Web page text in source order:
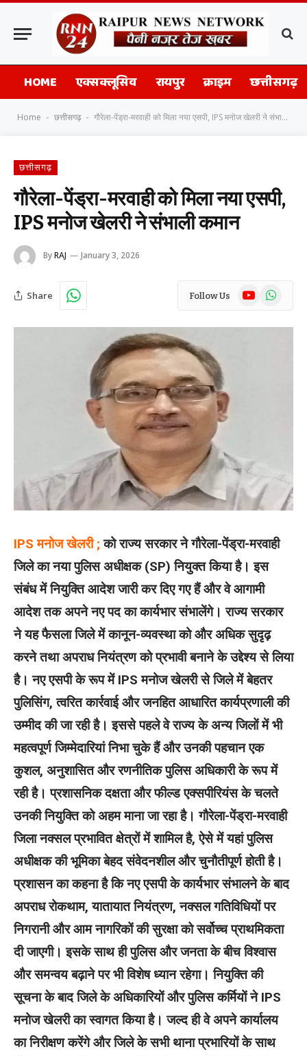
HOME एक्सक्लूसिव रायपुर क्राइम छत्तीसगढ़
Home - छत्तीसगढ़ - गौरेला-पेंड्रा-मरवाही को मिला नया एसपी, IPS मनोज खेलरी ने संभाली कमान
छत्तीसगढ़
गौरेला-पेंड्रा-मरवाही को मिला नया एसपी,
IPS मनोज खेलरी ने संभाली कमान
ByRAJ January 3, 2026
Share Follow Us YouTubeWhatsApp
IPS मनोज खेलरी ; को राज्य सरकार ने गौरेला-पेंड्रा-मरवाही
जिले का नया पुलिस अधीक्षक (SP) नियुक्त किया है। इस
संबंध में नियुक्ति आदेश जारी कर दिए गए हैं और वे आगामी
आदेश तक अपने नए पद का कार्यभार संभालेंगे। राज्य सरकार
ने यह फैसला जिले में कानून-व्यवस्था को और अधिक सुदृढ़
करने तथा अपराध नियंत्रण को प्रभावी बनाने के उद्देश्य से लिया
है। नए एसपी के रूप में IPS मनोज खेलरी से जिले में बेहतर
पुलिसिंग, त्वरित कार्रवाई और जनहित आधारित कार्यप्रणाली की
उम्मीद की जा रही है। इससे पहले वे राज्य के अन्य जिलों में भी
महत्वपूर्ण जिम्मेदारियां निभा चुके हैं और उनकी पहचान एक
कुशल, अनुशासित और रणनीतिक पुलिस अधिकारी के रूप में
रही है। प्रशासनिक दक्षता और फील्ड एक्सपीरियंस के चलते
उनकी नियुक्ति को अहम माना जा रहा है। गौरेला-पेंड्रा-मरवाही
जिला नक्सल प्रभावित क्षेत्रों में शामिल है, ऐसे में यहां पुलिस
अधीक्षक की भूमिका बेहद संवेदनशील और चुनौतीपूर्ण होती है।
प्रशासन का कहना है कि नए एसपी के कार्यभार संभालने के बाद
अपराध रोकथाम, यातायात नियंत्रण, नक्सल गतिविधियों पर
निगरानी और आम नागरिकों की सुरक्षा को सर्वोच्च प्राथमिकता
दी जाएगी। इसके साथ ही पुलिस और जनता के बीच विश्वास
और समन्वय बढ़ाने पर भी विशेष ध्यान रहेगा। नियुक्ति की
सूचना के बाद जिले के अधिकारियों और पुलिस कर्मियों ने IPS
मनोज खेलरी का स्वागत किया है। जल्द ही वे अपने कार्यालय
का निरीक्षण करेंगे और जिले के सभी थाना प्रभारियों के साथ